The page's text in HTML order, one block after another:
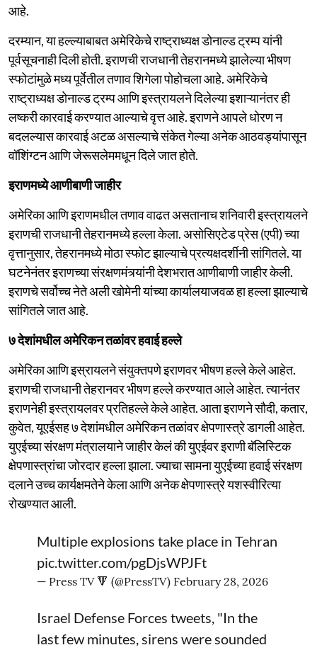
आहे.
दरम्यान, या हल्ल्याबाबत अमेरिकेचे राष्ट्राध्यक्ष डोनाल्ड ट्रम्प यांनी
पूर्वसूचनाही दिली होती. इराणची राजधानी तेहरानमध्ये झालेल्या भीषण
स्फोटांमुळे मध्य पूर्वेतील तणाव शिगेला पोहोचला आहे. अमेरिकेचे
राष्ट्राध्यक्ष डोनाल्ड ट्रम्प आणि इस्त्रायलने दिलेल्या इशाऱ्यानंतर ही
लष्करी कारवाई करण्यात आल्याचे वृत्त आहे. इराणने आपले धोरण न
बदलल्यास कारवाई अटळ असल्याचे संकेत गेल्या अनेक आठवड्यांपासून
वॉशिंग्टन आणि जेरूसलेममधून दिले जात होते.
इराणमध्ये आणीबाणी जाहीर
अमेरिका आणि इराणमधील तणाव वाढत असतानाच शनिवारी इस्त्रायलने
इराणची राजधानी तेहरानमध्ये हल्ला केला. असोसिएटेड प्रेस (एपी) च्या
वृत्तानुसार, तेहरानमध्ये मोठा स्फोट झाल्याचे प्रत्यक्षदर्शीनी सांगितले. या
घटनेनंतर इराणच्या संरक्षणमंत्र्यांनी देशभरात आणीबाणी जाहीर केली.
इराणचे सर्वोच्च नेते अली खोमेनी यांच्या कार्यालयाजवळ हा हल्ला झाल्याचे
सांगितले जात आहे.
७ देशांमधील अमेरिकन तळांवर हवाई हल्ले
अमेरिका आणि इस्रायलने संयुक्तपणे इराणवर भीषण हल्ले केले आहेत.
इराणची राजधानी तेहरानवर भीषण हल्ले करण्यात आले आहेत. त्यानंतर
इराणनेही इस्त्रायलवर प्रतिहल्ले केले आहेत. आता इराणने सौदी, कतार,
कुवेत, यूएईसह ७ देशांमधील अमेरिकन तळांवर क्षेपणास्त्रे डागली आहेत.
युएईच्या संरक्षण मंत्रालयाने जाहीर केलं की युएईवर इराणी बॅलिस्टिक
क्षेपणास्त्रांचा जोरदार हल्ला झाला. ज्याचा सामना युएईच्या हवाई संरक्षण
दलाने उच्च कार्यक्षमतेने केला आणि अनेक क्षेपणास्त्रे यशस्वीरित्या
रोखण्यात आली.
Multiple explosions take place in Tehran
pic.twitter.com/pgDjsWPJFt
— Press TV 🔻 (@PressTV) February 28, 2026
Israel Defense Forces tweets, "In the
last few minutes, sirens were sounded